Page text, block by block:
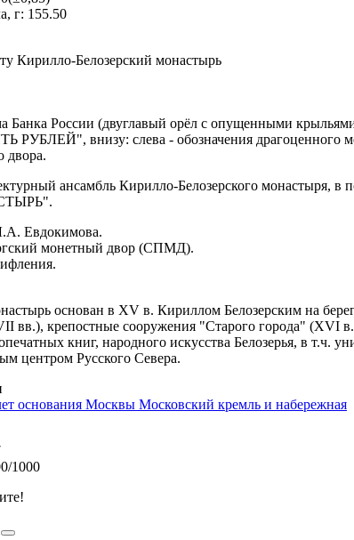
г: 155.50
Кирилло-Белозерский монастырь
Банка России (двуглавый орёл с опущенными
внизу: слева - обозначения драгоценного
двора.
ансамбль Кирилло-Белозерского монастыря,
Евдокимова.
монетный двор (СПМД).
основан в XV в. Кириллом Белозерским на
вв.), крепостные сооружения "Старого города" (XVI
книг, народного искусства Белозерья, в
центром Русского Севера.
основания Москвы Московский кремль и набережная
1000